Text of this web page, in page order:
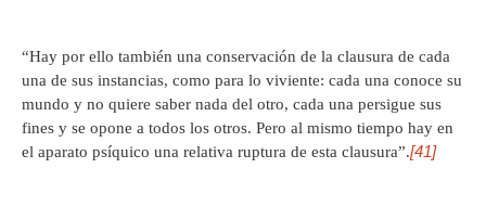
“Hay por ello también una conservación de la clausura de cada
una de sus instancias, como para lo viviente: cada una conoce su
mundo y no quiere saber nada del otro, cada una persigue sus
fines y se opone a todos los otros. Pero al mismo tiempo hay en
el aparato psíquico una relativa ruptura de esta clausura”.[41]